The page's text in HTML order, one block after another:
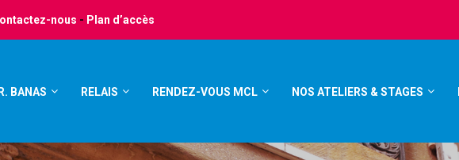
nous - Plan d’accès
BANAS RELAIS RENDEZ-VOUS MCL NOS ATELIERS & STAGES